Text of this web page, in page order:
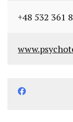
+48 532 361